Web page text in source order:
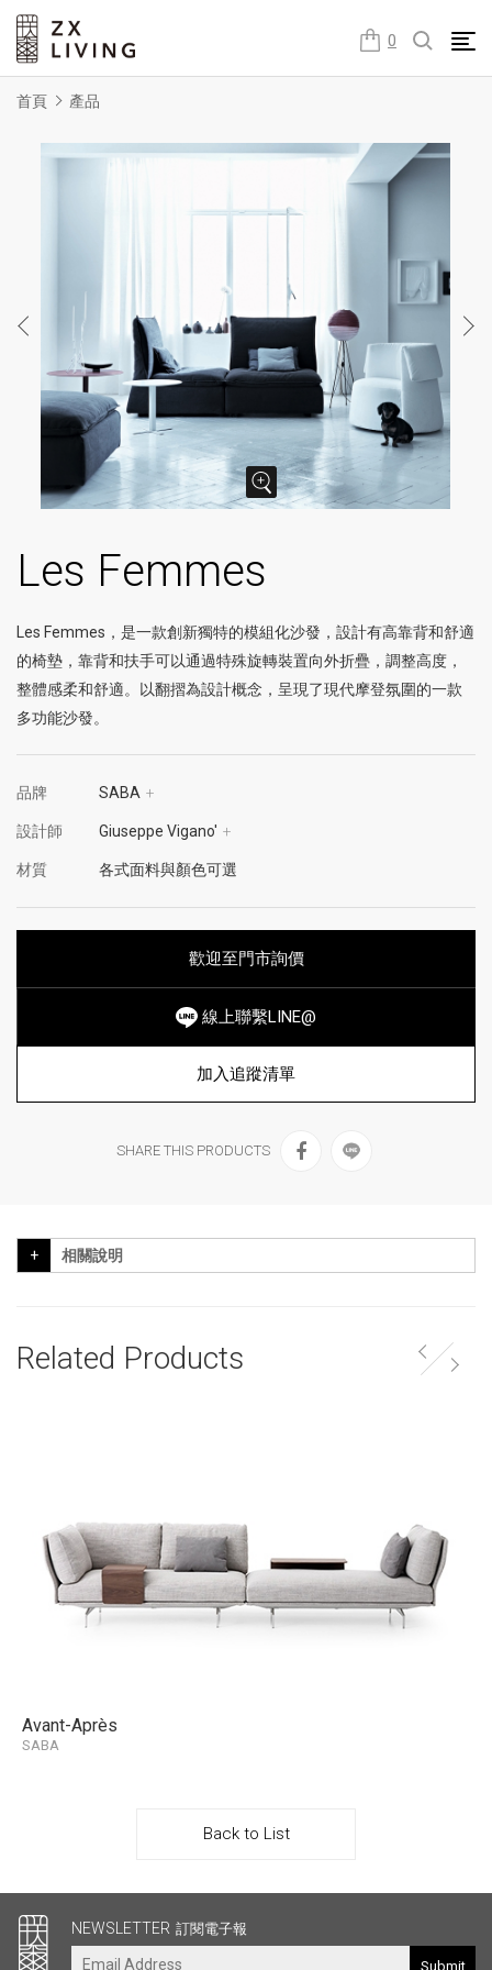
0
朕璽國際ZX LIVING官方網站
首頁 產品
Les Femmes
Les Femmes，是一款創新獨特的模組化沙發，設計有高靠背和舒適
的椅墊，靠背和扶手可以通過特殊旋轉裝置向外折疊，調整高度，
整體感柔和舒適。以翻摺為設計概念，呈現了現代摩登氛圍的一款
多功能沙發。
品牌 SABA +
設計師 Giuseppe Vigano' +
材質 各式面料與顏色可選
歡迎至門市詢價
線上聯繫LINE@
加入追蹤清單
SHARE THIS PRODUCTS
相關說明
Related Products
Avant-Après
SABA
Back to List
NEWSLETTER 訂閱電子報
Submit